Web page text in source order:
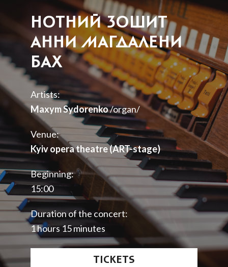
НОТНИЙ ЗОШИТ
АННИ МАГДАЛЕНИ
БАХ
Artists:
Maxym Sydorenko/organ/
Venue:
Kyiv opera theatre (ART-stage)
Beginning:
15:00
Duration of the concert:
1 hours 15 minutes
TICKETS